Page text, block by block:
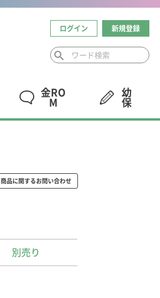
ログイン 新規登録
金RO
M
幼
保
商品に関するお問い合わせ
別売り